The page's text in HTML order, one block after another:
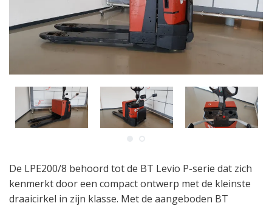
De LPE200/8 behoord tot de BT Levio P-serie dat zich
kenmerkt door een compact ontwerp met de kleinste
draaicirkel in zijn klasse. Met de aangeboden BT